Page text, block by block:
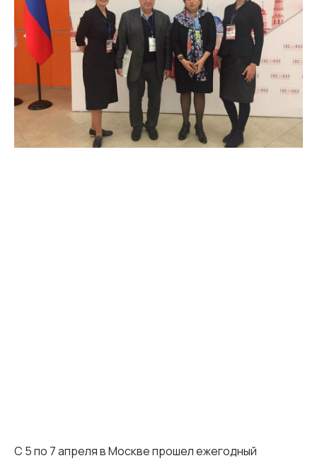
С 5 по 7 апреля в Москве прошел ежегодный